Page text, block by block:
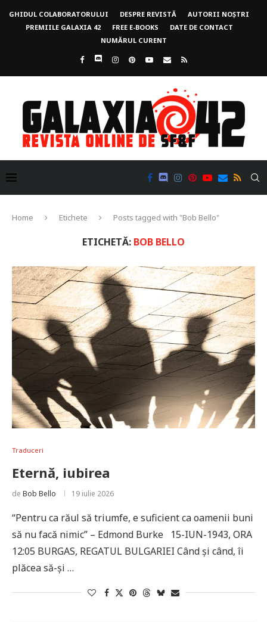
GHIDUL COLABORATORULUI DESPRE REVISTĂ
AUTORII NOȘTRI
PREMIILE GALAXIA 42
FREE E-BOOKS
DATE DE CONTACT
NUMĂRUL CURENT
Home Etichete Posts tagged with "Bob Bello"
ETICHETĂ: BOB BELLO
Traduceri
Eternă, iubirea
de Bob Bello 19 iulie 2026
“Pentru ca răul să triumfe, e suficient ca oamenii buni
să nu facă nimic” – Edmond Burke 15-IUN-1943, ORA
12:05 BURGAS, REGATUL BULGARIEI Când și când, îi
plăcea să-și …